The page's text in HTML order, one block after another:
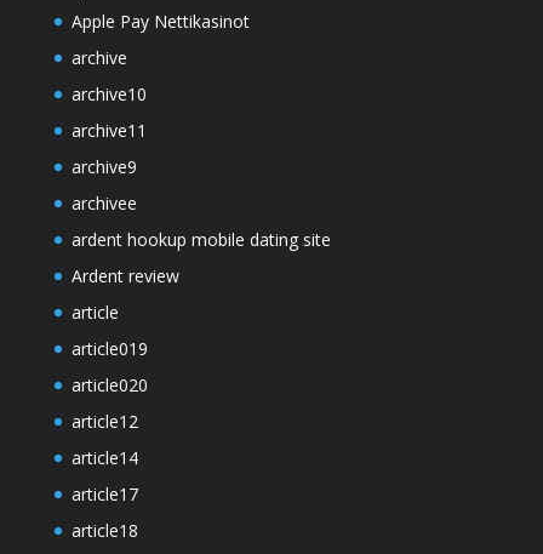
Apple Pay Nettikasinot
archive
archive10
archive11
archive9
archivee
ardent hookup mobile dating site
Ardent review
article
article019
article020
article12
article14
article17
article18